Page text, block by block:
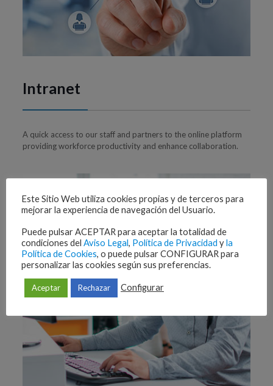
Intranet
A quick access to our staff and partners to the online platform
providing workforce productivity and enhance collaboration.
Este Sitio Web utiliza cookies propias y de terceros para
mejorar la experiencia de navegación del Usuario.
Puede pulsar ACEPTAR para aceptar la totalidad de
condiciones del Aviso Legal, Política de Privacidad yla
Política de Cookies, o puede pulsar CONFIGURAR para
personalizar las cookies según sus preferencias.
Aceptar Rechazar Configurar